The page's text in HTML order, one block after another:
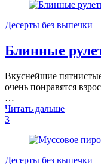
Десерты без выпечки
Блинные
Вкуснейшие
очень понравятся
…
Читать дальше
3
Десерты без выпечки